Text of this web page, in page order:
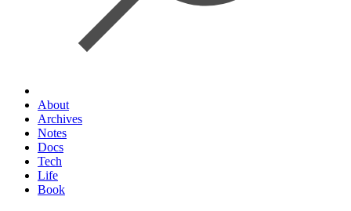
About
Archives
Notes
Docs
Tech
Life
Book